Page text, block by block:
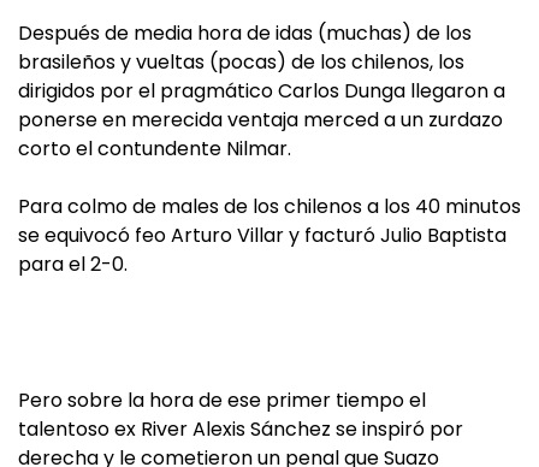
Después de media hora de idas (muchas) de los
brasileños y vueltas (pocas) de los chilenos, los
dirigidos por el pragmático Carlos Dunga llegaron a
ponerse en merecida ventaja merced a un zurdazo
corto el contundente Nilmar.
Para colmo de males de los chilenos a los 40 minutos
se equivocó feo Arturo Villar y facturó Julio Baptista
para el 2-0.
Pero sobre la hora de ese primer tiempo el
talentoso ex River Alexis Sánchez se inspiró por
derecha y le cometieron un penal que Suazo